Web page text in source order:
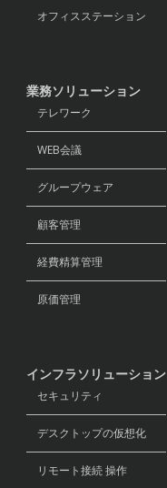
オフィスステーション
業務ソリューション
テレワーク
WEB会議
グループウェア
顧客管理
経費精算管理
原価管理
インフラソリューション
セキュリティ
デスクトップの仮想化
リモート接続 操作